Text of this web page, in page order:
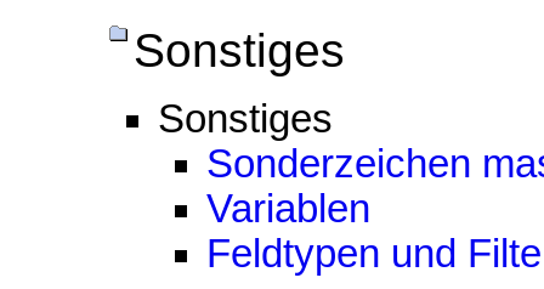
Sonstiges
Sonstiges
Sonderzeichen
Variablen
Feldtypen und